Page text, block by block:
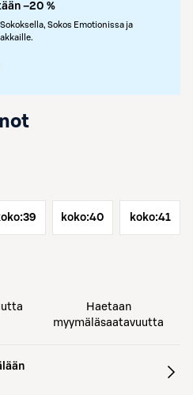
–20 %
Sokos Emotionissa ja
39 koko:40 koko:41
Haetaan
myymäläsaatavuutta